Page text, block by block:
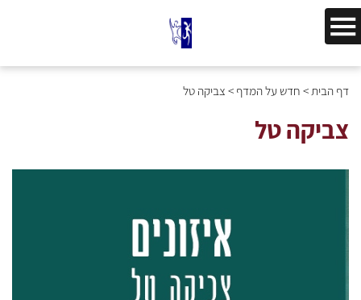
דף הבית> חדש על המדף > צביקה טל
צביקה טל